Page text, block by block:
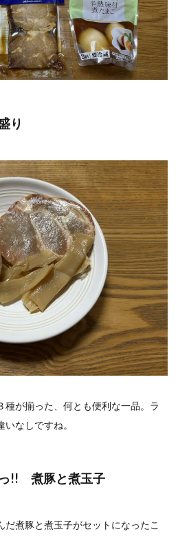
り
種が揃った、何とも便利な一品。ラ
なしですね。
!! 煮豚と煮玉子
煮豚と煮玉子がセットになったこ